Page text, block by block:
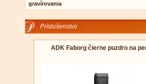
gravírovania
Príslušenstvo
ADK Faborg čierne puzdro na